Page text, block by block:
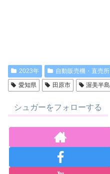
2023年 自動販売機・直売所
愛知県
田原市 渥美半島
シュガーをフォローする